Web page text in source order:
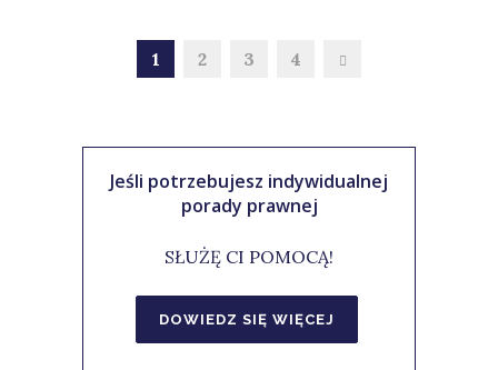
1 2 3 4
Jeśli potrzebujesz indywidualnej
porady prawnej
SŁUŻĘ CI POMOCĄ!